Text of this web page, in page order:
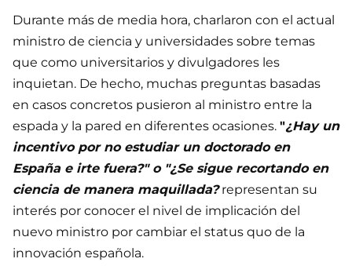
Durante más de media hora, charlaron con el actual
ministro de ciencia y universidades sobre temas
que como universitarios y divulgadores les
inquietan. De hecho, muchas preguntas basadas
en casos concretos pusieron al ministro entre la
espada y la pared en diferentes ocasiones. "¿Hay un
incentivo por no estudiar un doctorado en
España e irte fuera?" o "¿Se sigue recortando en
ciencia de manera maquillada?representan su
interés por conocer el nivel de implicación del
nuevo ministro por cambiar el status quo de la
innovación española.